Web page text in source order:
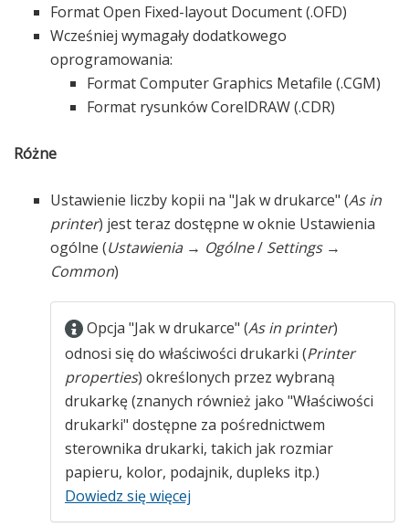
Format Open Fixed-layout Document (.OFD)
Wcześniej wymagały dodatkowego
oprogramowania:
Format Computer Graphics Metafile (.CGM)
Format rysunków CorelDRAW (.CDR)
Różne
Ustawienie liczby kopii na "Jak w drukarce" (As in
printer) jest teraz dostępne w oknie Ustawienia
ogólne (Ustawienia→ Ogólne/ Settings →
Common)
Opcja "Jak w drukarce" (As in printer)
odnosi się do właściwości drukarki (Printer
properties) określonych przez wybraną
drukarkę (znanych również jako "Właściwości
drukarki" dostępne za pośrednictwem
sterownika drukarki, takich jak rozmiar
papieru, kolor, podajnik, dupleks itp.)
Dowiedz się więcej